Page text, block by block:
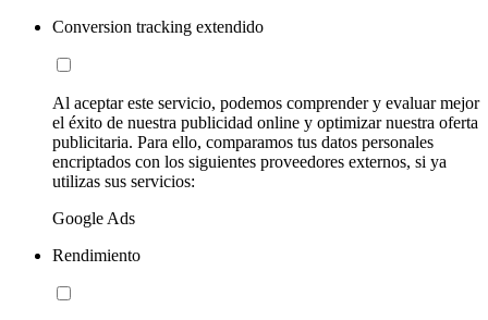
Conversion tracking extendido
Al aceptar este servicio, podemos comprender y evaluar mejor
el éxito de nuestra publicidad online y optimizar nuestra oferta
publicitaria. Para ello, comparamos tus datos personales
encriptados con los siguientes proveedores externos, si ya
utilizas sus servicios:
Google Ads
Rendimiento